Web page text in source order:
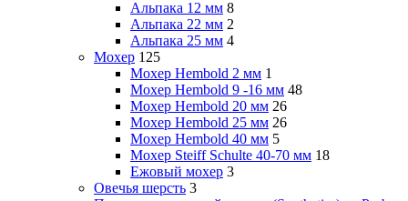
Альпака 12 мм 8
Альпака 22 мм 2
Альпака 25 мм 4
Мохер 125
Мохер Hembold 2 мм 1
Мохер Hembold 9 -16 мм 48
Мохер Hembold 20 мм 26
Мохер Hembold 25 мм 26
Мохер Hembold 40 мм 5
Мохер Steiff Schulte 40-70 мм 18
Ежовый мохер 3
Овечья шерсть 3